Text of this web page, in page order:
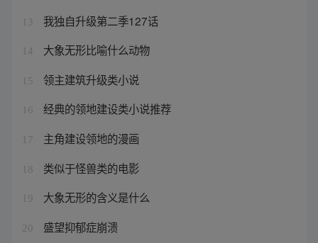
13 我独自升级第二季127话
14 大象无形比喻什么动物
15 领主建筑升级类小说
16 经典的领地建设类小说推荐
17 主角建设领地的漫画
18 类似于怪兽类的电影
19 大象无形的含义是什么
20 盛望抑郁症崩溃